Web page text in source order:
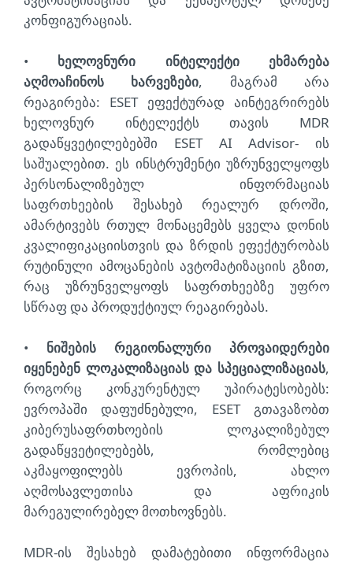
კონფიგურაციას.
• ხელოვნური ინტელექტი ეხმარება
აღმოაჩინოს ხარვეზები, მაგრამ არა
რეაგირება: ESET ეფექტურად აინტეგრირებს
ხელოვნურ ინტელექტს თავის MDR
გადაწყვეტილებებში ESET AI Advisor- ის
საშუალებით. ეს ინსტრუმენტი უზრუნველყოფს
პერსონალიზებულ ინფორმაციას
საფრთხეების შესახებ რეალურ დროში,
ამარტივებს რთულ მონაცემებს ყველა დონის
კვალიფიკაციისთვის და ზრდის ეფექტურობას
რუტინული ამოცანების ავტომატიზაციის გზით,
რაც უზრუნველყოფს საფრთხეებზე უფრო
სწრაფ და პროდუქტიულ რეაგირებას.
• ნიშების რეგიონალური პროვაიდერები
იყენებენ ლოკალიზაციას და სპეციალიზაციას,
როგორც კონკურენტულ უპირატესობებს:
ევროპაში დაფუძნებული, ESET გთავაზობთ
კიბერუსაფრთხოების ლოკალიზებულ
გადაწყვეტილებებს, რომლებიც
აკმაყოფილებს ევროპის, ახლო
აღმოსავლეთისა და აფრიკის
მარეგულირებელ მოთხოვნებს.
MDR-ის შესახებ დამატებითი ინფორმაცია